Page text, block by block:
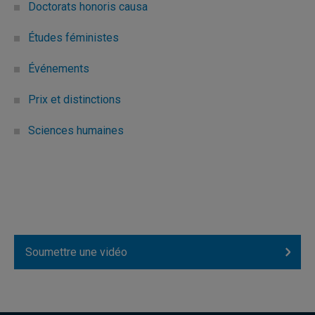
Doctorats honoris causa
Études féministes
Événements
Prix et distinctions
Sciences humaines
Soumettre une vidéo